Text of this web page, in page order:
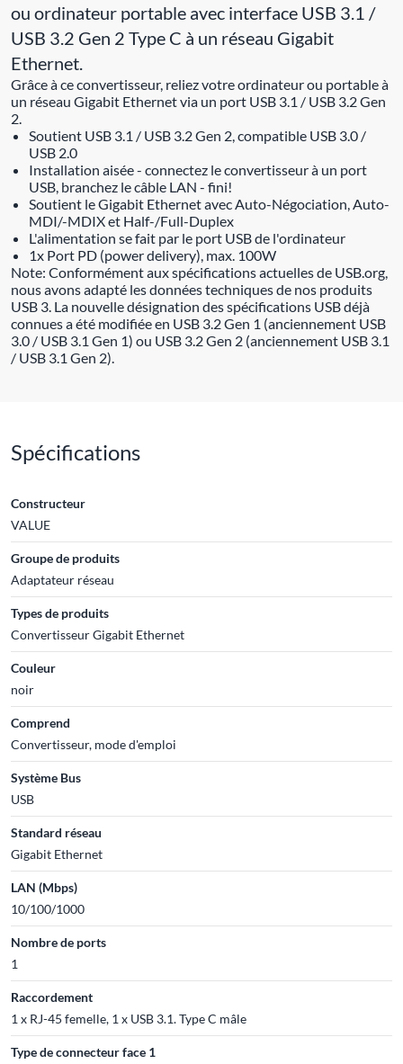
ou ordinateur portable avec interface USB 3.1 /
USB 3.2 Gen 2 Type C à un réseau Gigabit
Ethernet.
Grâce à ce convertisseur, reliez votre ordinateur ou portable à
un réseau Gigabit Ethernet via un port USB 3.1 / USB 3.2 Gen
2.
Soutient USB 3.1 / USB 3.2 Gen 2, compatible USB 3.0 /
USB 2.0
Installation aisée - connectez le convertisseur à un port
USB, branchez le câble LAN - fini!
Soutient le Gigabit Ethernet avec Auto-Négociation, Auto-
MDI/-MDIX et Half-/Full-Duplex
L'alimentation se fait par le port USB de l'ordinateur
1x Port PD (power delivery), max. 100W
Note: Conformément aux spécifications actuelles de USB.org,
nous avons adapté les données techniques de nos produits
USB 3. La nouvelle désignation des spécifications USB déjà
connues a été modifiée en USB 3.2 Gen 1 (anciennement USB
3.0 / USB 3.1 Gen 1) ou USB 3.2 Gen 2 (anciennement USB 3.1
/ USB 3.1 Gen 2).
Spécifications
Constructeur
VALUE
Groupe de produits
Adaptateur réseau
Types de produits
Convertisseur Gigabit Ethernet
Couleur
noir
Comprend
Convertisseur, mode d'emploi
Système Bus
USB
Standard réseau
Gigabit Ethernet
LAN (Mbps)
10/100/1000
Nombre de ports
1
Raccordement
1 x RJ-45 femelle, 1 x USB 3.1. Type C mâle
Type de connecteur face 1